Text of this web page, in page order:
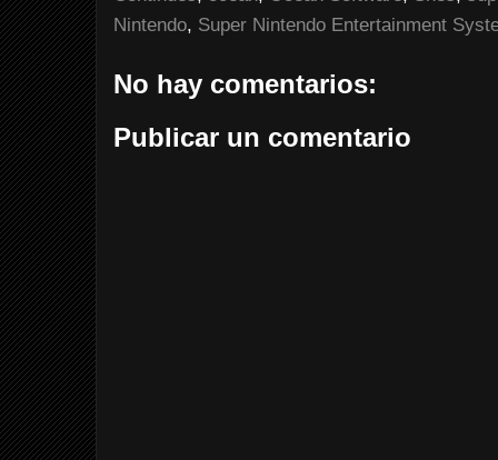
Nintendo, Super Nintendo Entertainment
No hay comentarios:
Publicar un comentario